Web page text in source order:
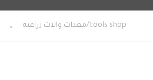
tools shop/معدات والات زراعيه